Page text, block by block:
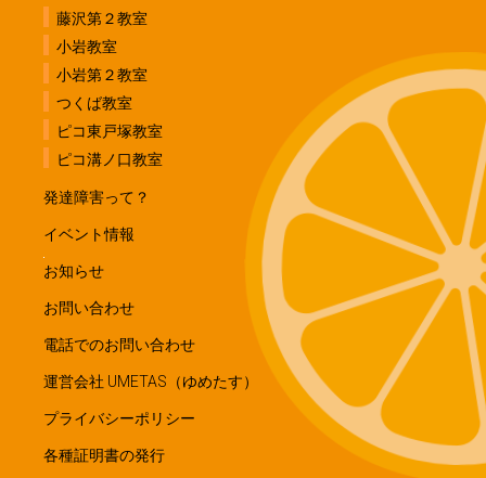
藤沢第２教室
小岩教室
小岩第２教室
つくば教室
ピコ東戸塚教室
ピコ溝ノ口教室
発達障害って？
イベント情報
お知らせ
お問い合わせ
電話でのお問い合わせ
運営会社 UMETAS（ゆめたす）
プライバシーポリシー
各種証明書の発行